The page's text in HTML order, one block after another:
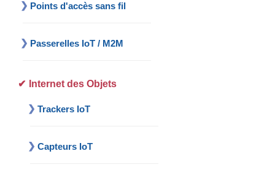
Points d'accès sans fil
Passerelles IoT / M2M
Internet des Objets
Trackers IoT
Capteurs IoT